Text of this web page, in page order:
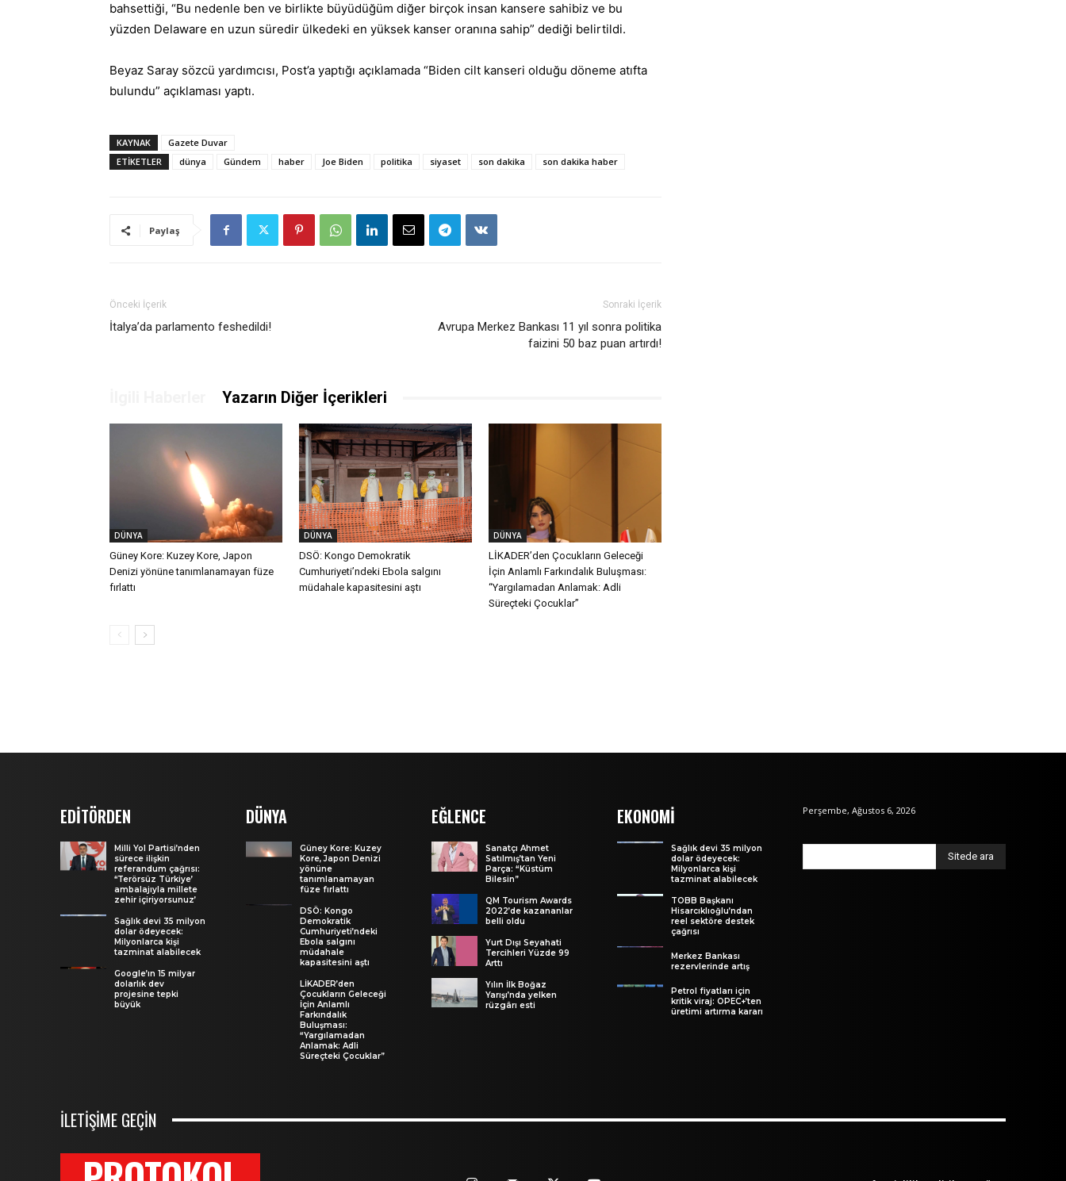
bahsettiği, “Bu nedenle ben ve birlikte büyüdüğüm diğer birçok insan kansere sahibiz ve bu
yüzden Delaware en uzun süredir ülkedeki en yüksek kanser oranına sahip” dediği belirtildi.
Beyaz Saray sözcü yardımcısı, Post’a yaptığı açıklamada “Biden cilt kanseri olduğu döneme atıfta
bulundu” açıklaması yaptı.
KAYNAK
Gazete Duvar
ETIKETLER
dünya Gündem haber Joe Biden politika siyaset son dakika son dakika haber
Paylaş
Önceki İçerik
İtalya’da parlamento feshedildi!
Sonraki İçerik
Avrupa Merkez Bankası 11 yıl sonra politika
faizini 50 baz puan artırdı!
Yazarın Diğer İçerikleri
DÜNYA
Güney Kore: Kuzey Kore, Japon
Denizi yönüne tanımlanamayan füze
fırlattı
DÜNYA
DSÖ: Kongo Demokratik
Cumhuriyeti’ndeki Ebola salgını
müdahale kapasitesini aştı
DÜNYA
LİKADER’den Çocukların Geleceği
İçin Anlamlı Farkındalık Buluşması:
“Yargılamadan Anlamak: Adli
Süreçteki Çocuklar”
EDİTÖRDEN
Milli Yol Partisi’nden
sürece ilişkin
referandum çağrısı:
‘‘Terörsüz Türkiye’
ambalajıyla millete
zehir içiriyorsunuz’
Sağlık devi 35 milyon
dolar ödeyecek:
Milyonlarca kişi
tazminat alabilecek
Google’ın 15 milyar
dolarlık dev
projesine tepki
büyük
DÜNYA
Güney Kore: Kuzey
Kore, Japon Denizi
yönüne
tanımlanamayan
füze fırlattı
DSÖ: Kongo
Demokratik
Cumhuriyeti’ndeki
Ebola salgını
müdahale
kapasitesini aştı
LİKADER’den
Çocukların Geleceği
İçin Anlamlı
Farkındalık
Buluşması:
“Yargılamadan
Anlamak: Adli
Süreçteki Çocuklar”
EĞLENCE
Sanatçı Ahmet
Satılmış’tan Yeni
Parça: “Küstüm
Bilesin”
QM Tourism Awards
2022’de kazananlar
belli oldu
Yurt Dışı Seyahati
Tercihleri Yüzde 99
Arttı
Yılın İlk Boğaz
Yarışı’nda yelken
rüzgârı esti
EKONOMİ
Sağlık devi 35 milyon
dolar ödeyecek:
Milyonlarca kişi
tazminat alabilecek
TOBB Başkanı
Hisarcıklıoğlu’ndan
reel sektöre destek
çağrısı
Merkez Bankası
rezervlerinde artış
Petrol fiyatları için
kritik viraj: OPEC+’ten
üretimi artırma kararı
Perşembe, Ağustos 6, 2026
Sitede ara
İLETİŞİME GEÇİN